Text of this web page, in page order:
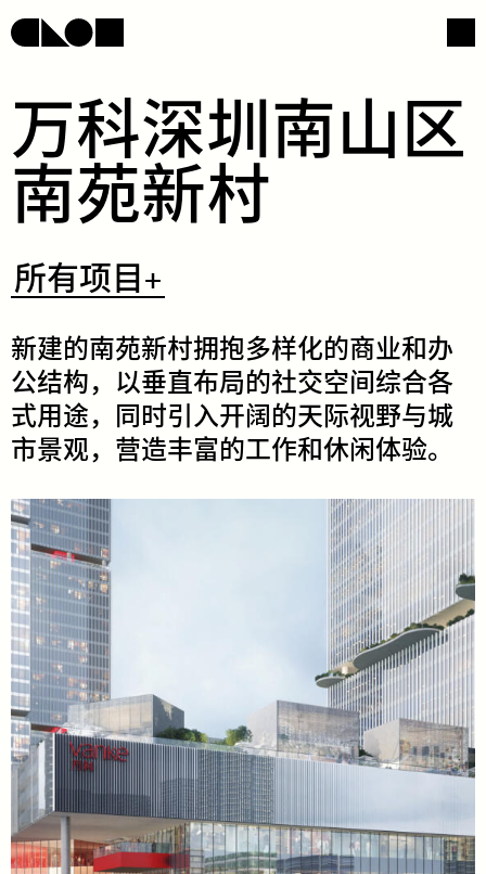
网页导航
​万​​科​​深​​圳​​南​​山​​区​​
南​​苑​​新​​村​
​所有项目+
所有项目+
​新​​建​​的​​南​​苑​​新​​村​​拥​​抱​​多​​样​​化​​的​​商​​业​​和​​办​​
公​​结​​构，​​以​​垂​​直​​布​​局​​的​​社​​交​​空​​间​​综​​合​​各​​
式​​用​​途​，​同​​时​​引​​入​​开​​阔​​的​​天​​际​​视​​野​​与​​城​​
市​​景​​观​，​营​​造​​丰​​富​​的​​工​​作​​和​​休​​闲​​体​​验。​